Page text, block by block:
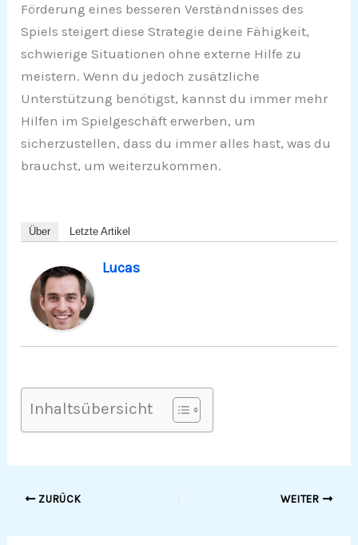
Förderung eines besseren Verständnisses des
Spiels steigert diese Strategie deine Fähigkeit,
schwierige Situationen ohne externe Hilfe zu
meistern. Wenn du jedoch zusätzliche
Unterstützung benötigst, kannst du immer mehr
Hilfen im Spielgeschäft erwerben, um
sicherzustellen, dass du immer alles hast, was du
brauchst, um weiterzukommen.
Über Letzte Artikel
Lucas
Inhaltsübersicht
ZURÜCK WEITER